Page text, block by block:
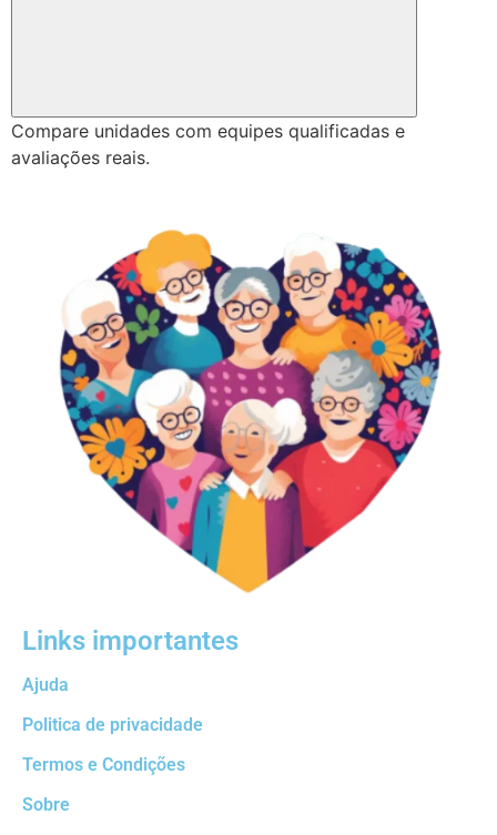
Compare unidades com equipes qualificadas e
avaliações reais.
Links importantes
Ajuda
Politica de privacidade
Termos e Condições
Sobre